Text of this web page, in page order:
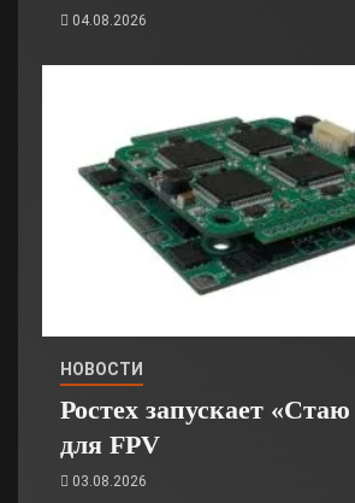
04.08.2026
НОВОСТИ
Ростех запускает «Стаю
для FPV
03.08.2026